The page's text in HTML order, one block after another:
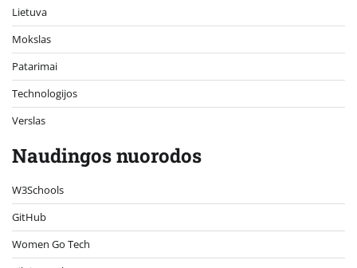
Lietuva
Mokslas
Patarimai
Technologijos
Verslas
Naudingos nuorodos
W3Schools
GitHub
Women Go Tech